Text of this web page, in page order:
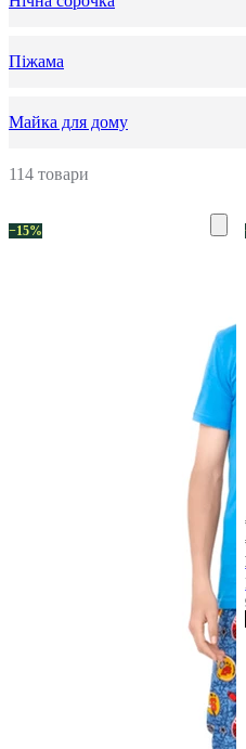
Піжама
Майка для дому
114 товари
−15%